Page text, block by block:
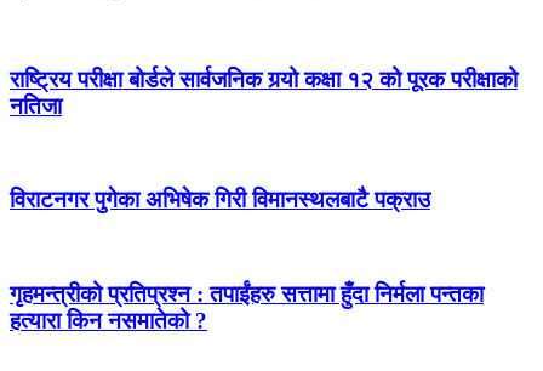
राष्ट्रिय परीक्षा बोर्डले सार्वजनिक गर्‍यो कक्षा १२ को पूरक परीक्षाको
नतिजा
विराटनगर पुगेका अभिषेक गिरी विमानस्थलबाटै पक्राउ
गृहमन्त्रीको प्रतिप्रश्न : तपाईंहरु सत्तामा हुँदा निर्मला पन्तका
हत्यारा किन नसमातेको ?